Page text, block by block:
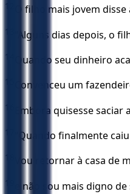
12 O filho mais jovem
13 “Alguns dias depois, o
14 Quando seu dinheiro
15 Convenceu um
16 Embora quisesse
17 “Quando finalmente
18 Vou retornar à casa de
19 e não sou mais digno